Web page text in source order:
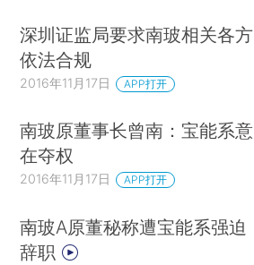
深圳证监局要求南玻相关各方
依法合规
2016年11月17日 APP打开
南玻原董事长曾南：宝能系意
在夺权
2016年11月17日 APP打开
南玻A原董秘称遭宝能系强迫
辞职